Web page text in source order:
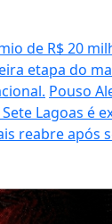
de R$ 20
etapa do
Pouso
Lagoas é
reabre após